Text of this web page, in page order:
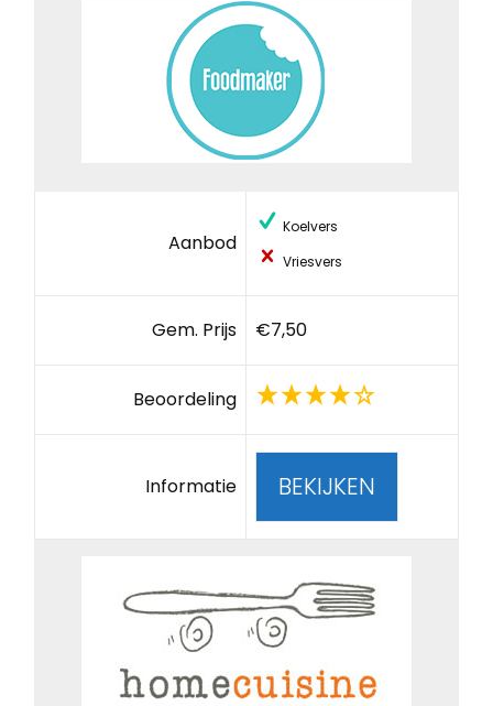
Aanbod
Koelvers
Vriesvers
Gem. Prijs €7,50
Beoordeling
Informatie BEKIJKEN